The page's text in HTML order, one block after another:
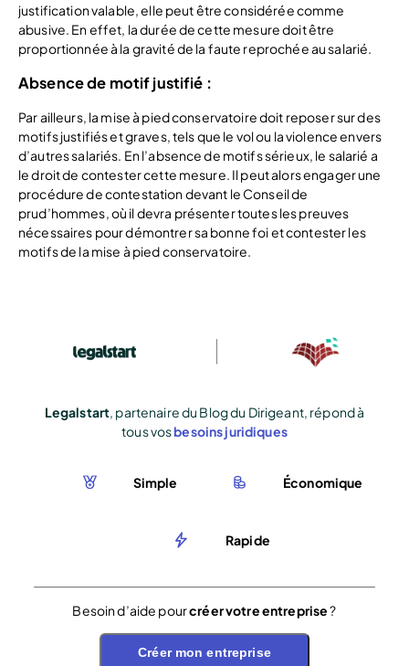
justification valable, elle peut être considérée comme
abusive. En effet, la durée de cette mesure doit être
proportionnée à la gravité de la faute reprochée au salarié.
Absence de motif justifié :
Par ailleurs, la mise à pied conservatoire doit reposer sur des
motifs justifiés et graves, tels que le vol ou la violence envers
d’autres salariés. En l’absence de motifs sérieux, le salarié a
le droit de contester cette mesure. Il peut alors engager une
procédure de contestation devant le Conseil de
prud’hommes, où il devra présenter toutes les preuves
nécessaires pour démontrer sa bonne foi et contester les
motifs de la mise à pied conservatoire.
Legalstart , partenaire du Blog du Dirigeant, répond à
tous vosbesoins juridiques
Simple Économique
Rapide
Besoin d’aide pourcréer votre entreprise?
Créer mon entreprise